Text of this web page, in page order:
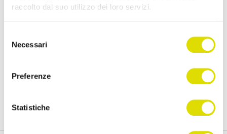
raccolto dal suo utilizzo dei loro servizi.
all'informativa:
https://www.ordersender.com/cookie-
delNecessari
Preferenze
Statistiche
Prova l'App Order Sender gratis, nella sua